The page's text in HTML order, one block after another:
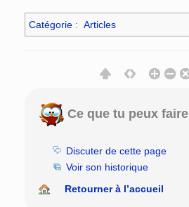
Catégorie : Articles
Ce que tu peux faire
Discuter de cette page
Voir son historique
Retourner à l’accueil